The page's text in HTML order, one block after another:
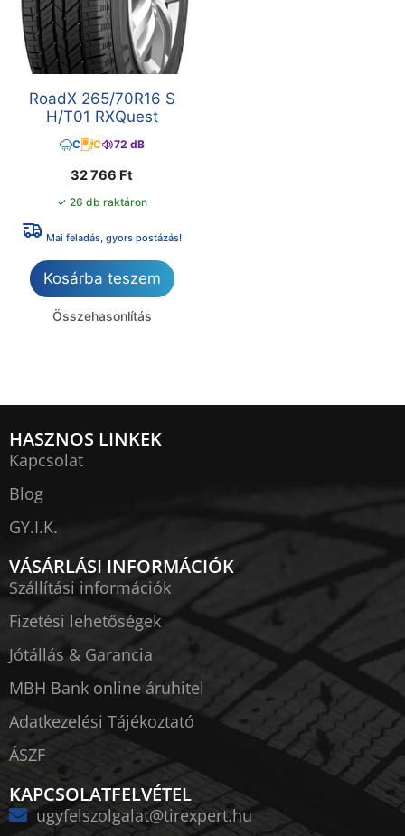
RoadX 265/70R16 S
H/T01 RXQuest
C C 72 dB
32 766 Ft
✓ 26 db raktáron
Mai feladás, gyors postázás!
Kosárba teszem
Összehasonlítás
HASZNOS LINKEK
Kapcsolat
Blog
GY.I.K.
VÁSÁRLÁSI INFORMÁCIÓK
Szállítási információk
Fizetési lehetőségek
Jótállás & Garancia
MBH Bank online áruhitel
Adatkezelési Tájékoztató
ÁSZF
KAPCSOLATFELVÉTEL
ugyfelszolgalat@tirexpert.hu